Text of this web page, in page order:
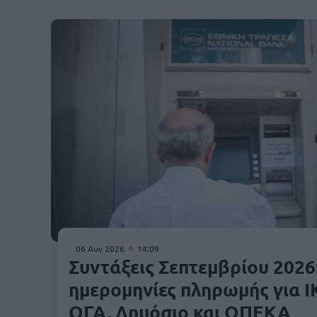
06 Αυγ 2026 14:09
Συντάξεις Σεπτεμβρίου
ημερομηνίες πληρωμής για
ΟΓΑ, Δημόσιο και ΟΠΕΚΑ